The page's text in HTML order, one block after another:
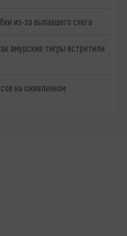
из-за выпавшего снега
амурские тигры встретили
на оживленном